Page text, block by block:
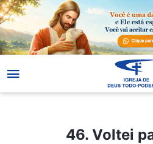
46. Voltei